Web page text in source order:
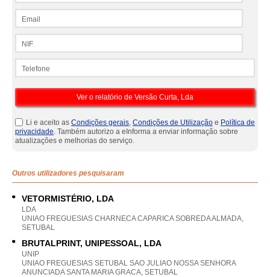
Li e aceito as Condições gerais, Condições de Utilização e Política de
privacidade. Também autorizo a eInforma a enviar informação sobre
atualizações e melhorias do serviço.
Outros utilizadores pesquisaram
VETORMISTÉRIO, LDA
LDA
UNIAO FREGUESIAS CHARNECA CAPARICA SOBREDA ALMADA,
SETUBAL
BRUTALPRINT, UNIPESSOAL, LDA
UNIP
UNIAO FREGUESIAS SETUBAL SAO JULIAO NOSSA SENHORA
ANUNCIADA SANTA MARIA GRACA, SETUBAL